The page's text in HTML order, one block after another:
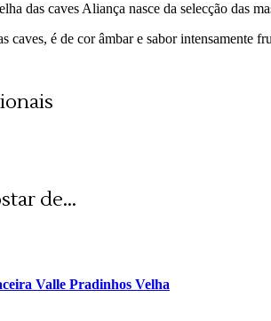
das caves Aliança nasce da selecção das
caves, é de cor âmbar e sabor intensamente
de...
Valle Pradinhos Velha